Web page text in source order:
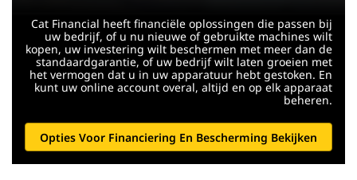
Cat Financial heeft financiële oplossingen die passen bij
uw bedrijf, of u nu nieuwe of gebruikte machines wilt
kopen, uw investering wilt beschermen met meer dan de
standaardgarantie, of uw bedrijf wilt laten groeien met
het vermogen dat u in uw apparatuur hebt gestoken. En
kunt uw online account overal, altijd en op elk apparaat
beheren.
Opties Voor Financiering En Bescherming Bekijken